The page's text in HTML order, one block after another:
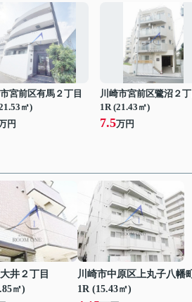
宮前区有馬２丁目
㎡)
円
川崎市宮前区鷺沼２丁
1R (21.43㎡)
7.5万円
井２丁目
㎡)
川崎市中原区上丸子八幡町
1R (15.43㎡)